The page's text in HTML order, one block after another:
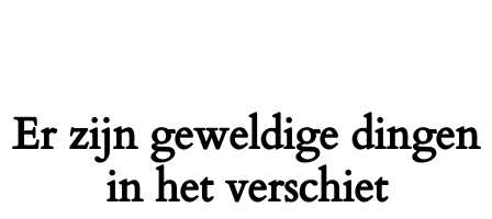
Er zijn geweldige dingen
in het verschiet